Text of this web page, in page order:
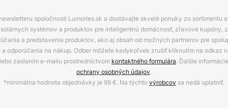
spoločnosti Lumories.sk a dostávajte skvelé ponuky zo sortimentu
systémov a produktov pre inteligentnú domácnosť, zľavové kupóny,
a predstavenia produktov, ako aj obsah od možných partnerov pre
odporúčania na nákup. Odber môžete kedykoľvek zrušiť kliknutím na odkaz
zaslaním e-mailu prostredníctvom kontaktného formulára. Ďalšie
ochrany osobných údajov.
*minimálna hodnota objednávky je 99 €. Na týchtovýrobcov sa nedá uplatniť.